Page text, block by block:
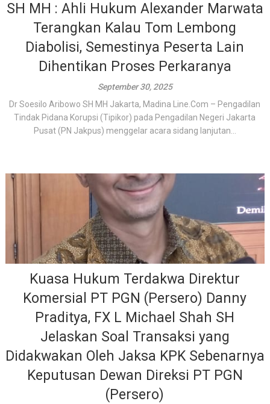
SH MH : Ahli Hukum Alexander Marwata
Terangkan Kalau Tom Lembong
Diabolisi, Semestinya Peserta Lain
Dihentikan Proses Perkaranya
September 30, 2025
Dr Soesilo Aribowo SH MH Jakarta, Madina Line.Com – Pengadilan
Tindak Pidana Korupsi (Tipikor) pada Pengadilan Negeri Jakarta
Pusat (PN Jakpus) menggelar acara sidang lanjutan...
Kuasa Hukum Terdakwa Direktur
Komersial PT PGN (Persero) Danny
Praditya, FX L Michael Shah SH
Jelaskan Soal Transaksi yang
Didakwakan Oleh Jaksa KPK Sebenarnya
Keputusan Dewan Direksi PT PGN
(Persero)